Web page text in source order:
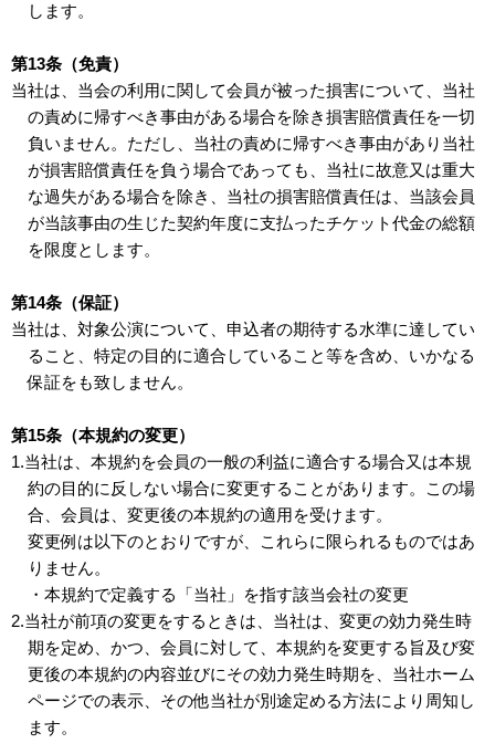
します。
第13条（免責）
当社は、当会の利用に関して会員が被った損害について、当社
の責めに帰すべき事由がある場合を除き損害賠償責任を一切
負いません。ただし、当社の責めに帰すべき事由があり当社
が損害賠償責任を負う場合であっても、当社に故意又は重大
な過失がある場合を除き、当社の損害賠償責任は、当該会員
が当該事由の生じた契約年度に支払ったチケット代金の総額
を限度とします。
第14条（保証）
当社は、対象公演について、申込者の期待する水準に達してい
ること、特定の目的に適合していること等を含め、いかなる
保証をも致しません。
第15条（本規約の変更）
1.当社は、本規約を会員の一般の利益に適合する場合又は本規
約の目的に反しない場合に変更することがあります。この場
合、会員は、変更後の本規約の適用を受けます。
変更例は以下のとおりですが、これらに限られるものではあ
りません。
・本規約で定義する「当社」を指す該当会社の変更
2.当社が前項の変更をするときは、当社は、変更の効力発生時
期を定め、かつ、会員に対して、本規約を変更する旨及び変
更後の本規約の内容並びにその効力発生時期を、当社ホーム
ページでの表示、その他当社が別途定める方法により周知し
ます。